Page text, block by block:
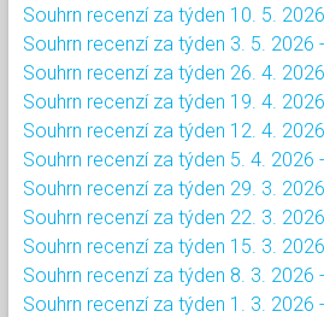
Souhrn recenzí za týden 10. 5. 2026
Souhrn recenzí za týden 3. 5. 2026 -
Souhrn recenzí za týden 26. 4. 2026
Souhrn recenzí za týden 19. 4. 2026
Souhrn recenzí za týden 12. 4. 2026
Souhrn recenzí za týden 5. 4. 2026 -
Souhrn recenzí za týden 29. 3. 2026
Souhrn recenzí za týden 22. 3. 2026
Souhrn recenzí za týden 15. 3. 2026
Souhrn recenzí za týden 8. 3. 2026 -
Souhrn recenzí za týden 1. 3. 2026 -